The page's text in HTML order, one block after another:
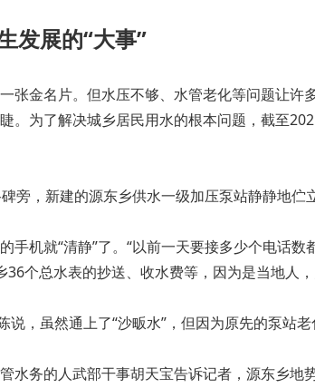
发展的“大事”
张金名片。但水压不够、水管老化等问题让
。为了解决城乡居民用水的根本问题，截至
旁，新建的源东乡供水一级加压泵站静静地
手机就“清静”了。“以前一天要接多少个电话
个总水表的抄送、收水费等，因为是当地人
说，虽然通上了“沙畈水”，但因为原先的泵站
水务的人武部干事胡天宝告诉记者，源东乡